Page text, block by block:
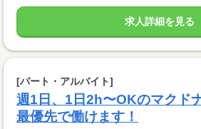
求人詳細を見る
[パート・アルバイト]
週1日、1日2h〜OKのマクド
最優先で働けます！